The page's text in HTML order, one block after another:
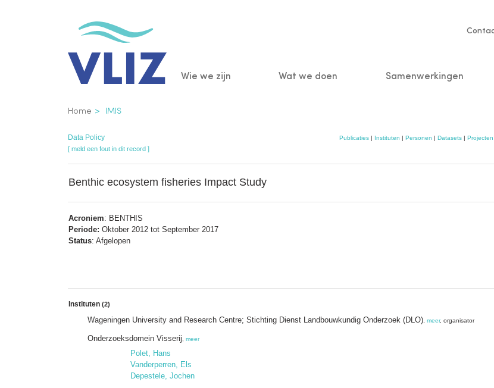
Main
Wie we zijn Wat we doen Samenwerkingen
Kruimelpad
Home IMIS
Data Policy Publicaties| Instituten | Personen | Datasets| Projecten
[ meld een fout in dit record ]
Benthic ecosystem fisheries Impact Study
Acroniem: BENTHIS
Periode: Oktober 2012 tot September 2017
Status: Afgelopen
Instituten (2)
Wageningen University and Research Centre; Stichting Dienst Landbouwkundig Onderzoek (DLO) meer, organisator
Onderzoeksdomein Visserij meer
Polet, Hans
Vanderperren, Els
Depestele, Jochen